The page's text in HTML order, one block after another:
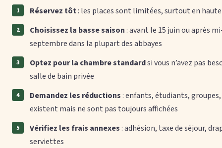
Réservez tôt: les places sont limitées, surtout en
Choisissez la basse saison: avant le 15 juin ou après
septembre dans la plupart des abbayes
Optez pour la chambre standardsi vous n’avez pas
salle de bain privée
Demandez les réductions: enfants, étudiants,
existent mais ne sont pas toujours affichées
Vérifiez les frais annexes: adhésion, taxe de séjour,
serviettes